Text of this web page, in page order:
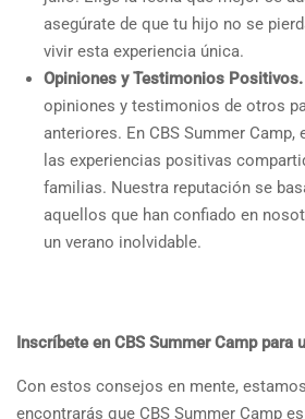
asegúrate de que tu hijo no se
vivir esta experiencia única.
Opiniones y Testimonios Positivos.
opiniones y testimonios de otros
anteriores. En CBS Summer
las experiencias positivas
familias. Nuestra reputación se
aquellos que han confiado en
un verano inolvidable.
Inscríbete en CBS Summer Camp para
Con estos consejos en mente,
encontrarás que CBS Summer Camp